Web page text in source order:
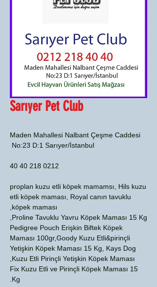
Sarıyer Pet Club
Maden Mahallesi Nalbant Çeşme Caddesi
No:23 D:1 Sarıyer/İstanbul
0212 218 40 40
proplan kuzu etli köpek mamamsı, Hils kuzu
etli köpek maması, Royal canın tavuklu
köpek maması,
Proline Tavuklu Yavru Köpek Maması 15 Kg,
Pedigree Pouch Erişkin Biftek Köpek
Maması 100gr,Goody Kuzu Etli&pirinçli
Yetişkin Köpek Maması 15 Kg, Kays Dog
Kuzu Etli Pirinçli Yetişkin Köpek Maması,
Fix Kuzu Etli ve Pirinçli Köpek Maması 15
Kg.